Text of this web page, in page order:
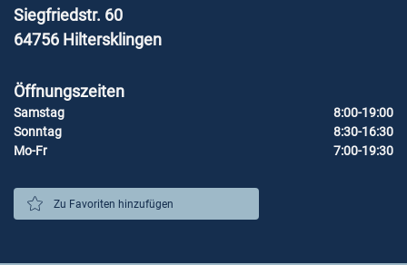
Siegfriedstr. 60
64756 Hiltersklingen
Öffnungszeiten
Samstag
8:00-19:00
Sonntag
8:30-16:30
Mo-Fr
7:00-19:30
Zu Favoriten hinzufügen